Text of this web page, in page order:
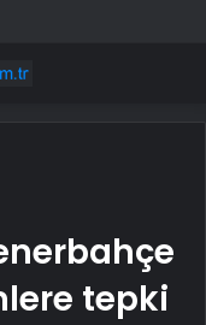
tepki